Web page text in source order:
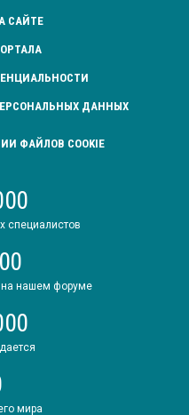
САЙТЕ
ДАННЫХ
ФАЙЛОВ COOKIE
специалистов
на нашем форуме
мира